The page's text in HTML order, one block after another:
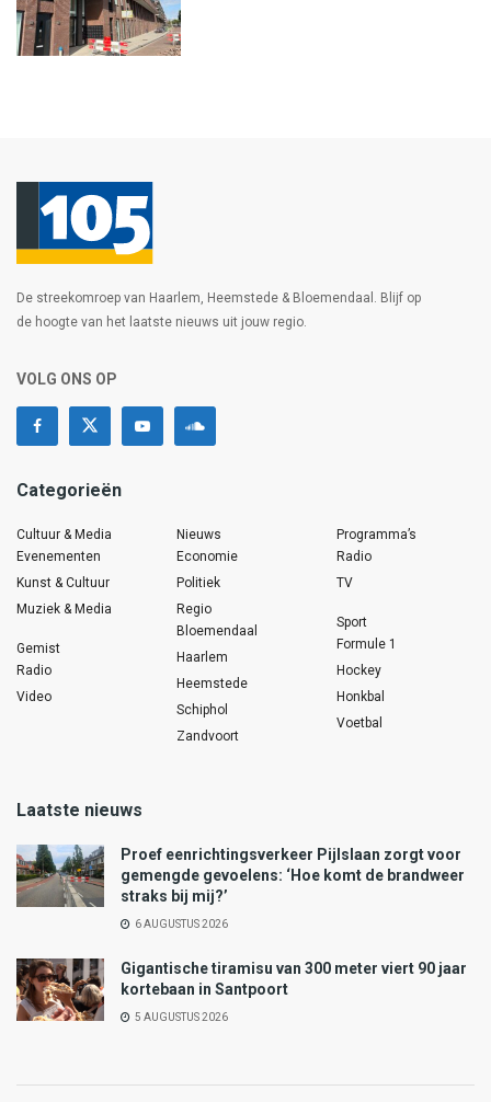
De streekomroep van Haarlem, Heemstede & Bloemendaal. Blijf op
de hoogte van het laatste nieuws uit jouw regio.
VOLG ONS OP
Categorieën
Cultuur & Media
Evenementen
Kunst & Cultuur
Muziek & Media
Gemist
Radio
Video
Nieuws
Economie
Politiek
Regio
Bloemendaal
Haarlem
Heemstede
Schiphol
Zandvoort
Programma’s
Radio
TV
Sport
Formule 1
Hockey
Honkbal
Voetbal
Laatste nieuws
Proef eenrichtingsverkeer Pijlslaan zorgt voor
gemengde gevoelens: ‘Hoe komt de brandweer
straks bij mij?’
6 AUGUSTUS 2026
Gigantische tiramisu van 300 meter viert 90 jaar
kortebaan in Santpoort
5 AUGUSTUS 2026